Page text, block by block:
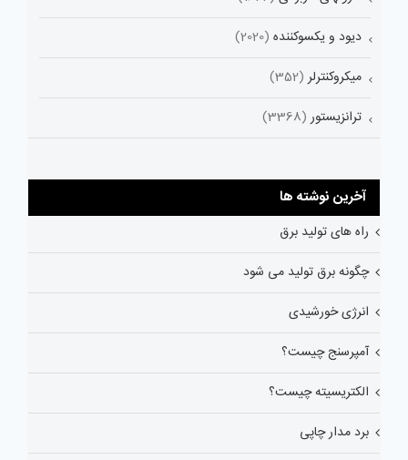
دیود و یکسوکننده (2020)
میکروکنترلر (352)
ترانزیستور (3368)
آخرین نوشته ها
راه های تولید برق
چگونه برق تولید می شود
انرژی خورشیدی
آمپرسنج چیست؟
الکتریسیته چیست؟
برد مدار چاپی